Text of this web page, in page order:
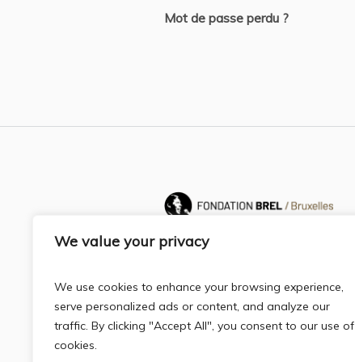
We value your privacy
We use cookies to enhance your browsing experience,
serve personalized ads or content, and analyze our
traffic. By clicking "Accept All", you consent to our use of
cookies.
Mot de passe perdu ?